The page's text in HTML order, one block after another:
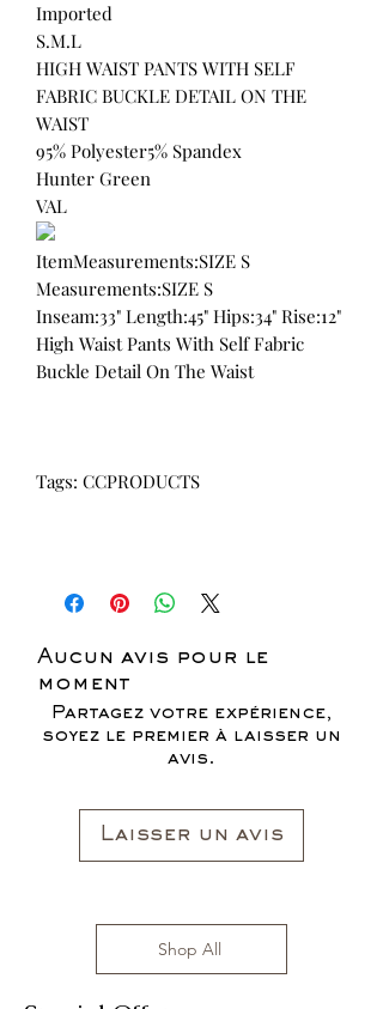
Imported
S.M.L
HIGH WAIST PANTS WITH SELF
FABRIC BUCKLE DETAIL ON THE
WAIST
95% Polyester5% Spandex
Hunter Green
VAL
ItemMeasurements:SIZE S
Measurements:SIZE S
Inseam:33" Length:45" Hips:34" Rise:12"
High Waist Pants With Self Fabric
Buckle Detail On The Waist
Tags: CCPRODUCTS
Aucun avis pour le
moment
Partagez votre expérience,
soyez le premier à laisser un
avis.
Laisser un avis
Shop All